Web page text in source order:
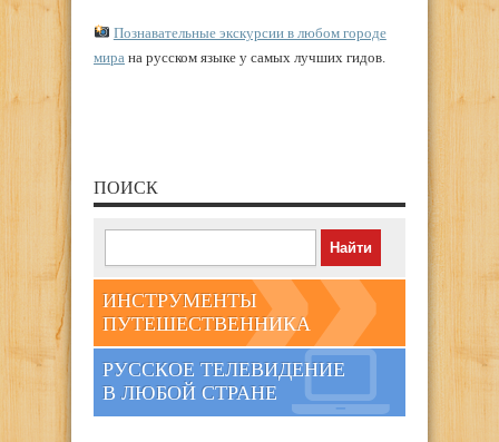
Познавательные экскурсии в любом городе
мира на русском языке у самых лучших гидов.
ПОИСК
ИНСТРУМЕНТЫ
ПУТЕШЕСТВЕННИКА
РУССКОЕ ТЕЛЕВИДЕНИЕ
В ЛЮБОЙ СТРАНЕ